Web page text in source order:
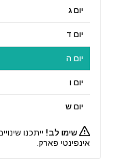
יום ג
יום ד
יום ה
יום ו
יום ש
שימו לב! ייתכנו
אינפינטי פארק.